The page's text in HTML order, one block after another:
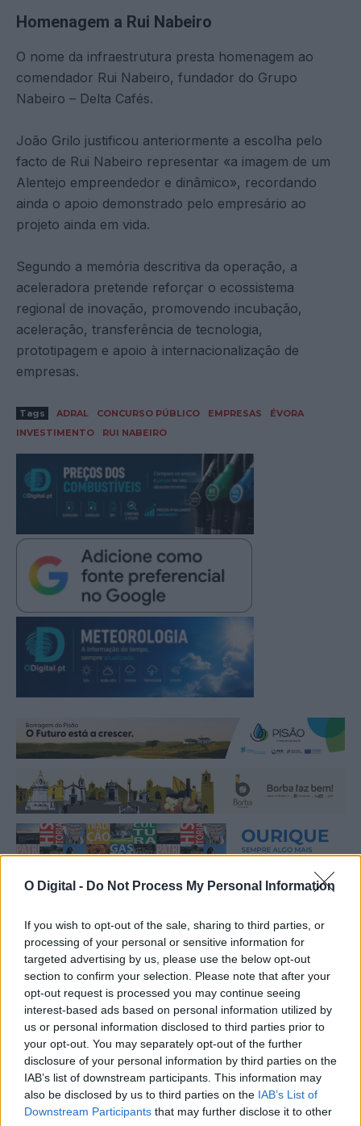
O Digital - Do Not Process My Personal Information
If you wish to opt-out of the sale, sharing to third parties, or
processing of your personal or sensitive information for
targeted advertising by us, please use the below opt-out
section to confirm your selection. Please note that after your
opt-out request is processed you may continue seeing
interest-based ads based on personal information utilized by
us or personal information disclosed to third parties prior to
your opt-out. You may separately opt-out of the further
disclosure of your personal information by third parties on the
IAB’s list of downstream participants. This information may
also be disclosed by us to third parties on the IAB’s List of
Downstream Participants that may further disclose it to other
Homenagem a Rui Nabeiro
O nome da infraestrutura presta homenagem ao
comendador Rui Nabeiro, fundador do Grupo
Nabeiro – Delta Cafés.
João Grilo justificou anteriormente a escolha pelo
facto de Rui Nabeiro representar «a imagem de um
Alentejo empreendedor e dinâmico», recordando
ainda o apoio demonstrado pelo empresário ao
projeto ainda em vida.
Segundo a memória descritiva da operação, a
aceleradora pretende reforçar o ecossistema
regional de inovação, promovendo incubação,
aceleração, transferência de tecnologia,
prototipagem e apoio à internacionalização de
empresas.
Tags ADRAL CONCURSO PÚBLICO EMPRESAS
ÉVORA
INVESTIMENTO
RUI NABEIRO